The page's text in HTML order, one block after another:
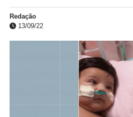
Redação
13/09/22